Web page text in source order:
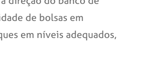
de bolsas em
em níveis adequados,